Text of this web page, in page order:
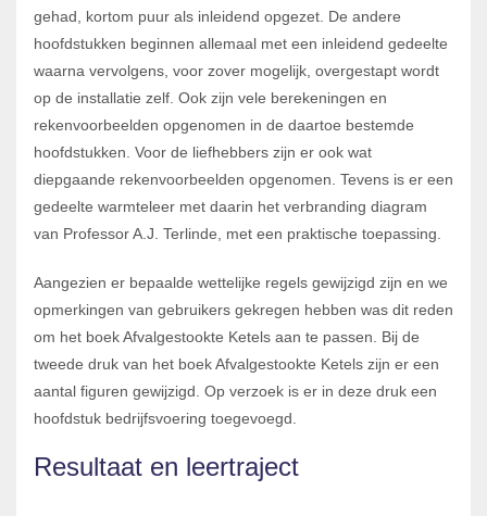
gehad, kortom puur als inleidend opgezet. De andere
hoofdstukken beginnen allemaal met een inleidend gedeelte
waarna vervolgens, voor zover mogelijk, overgestapt wordt
op de installatie zelf. Ook zijn vele berekeningen en
rekenvoorbeelden opgenomen in de daartoe bestemde
hoofdstukken. Voor de liefhebbers zijn er ook wat
diepgaande rekenvoorbeelden opgenomen. Tevens is er een
gedeelte warmteleer met daarin het verbranding diagram
van Professor A.J. Terlinde, met een praktische toepassing.
Aangezien er bepaalde wettelijke regels gewijzigd zijn en we
opmerkingen van gebruikers gekregen hebben was dit reden
om het boek Afvalgestookte Ketels aan te passen. Bij de
tweede druk van het boek Afvalgestookte Ketels zijn er een
aantal figuren gewijzigd. Op verzoek is er in deze druk een
hoofdstuk bedrijfsvoering toegevoegd.
Resultaat en leertraject